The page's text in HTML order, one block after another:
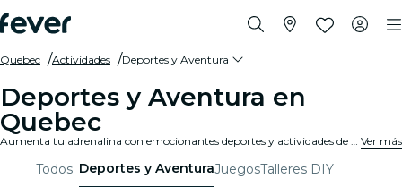
Quebec Actividades Deportes y Aventura
Deportes y Aventura en
Quebec
Aumenta tu adrenalina con emocionantes deportes y actividades de aventura en Quebec. Ya sea que te guste el senderismo, la escalada en roca o los deportes extremos, aquí lo encontrarás. Ver más
Todos Deportes y AventuraJuegosTalleres DIY